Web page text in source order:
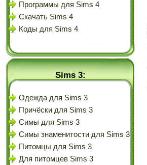
Программы для Sims 4
Скачать Sims 4
Коды для Sims 4
Sims 3:
Одежда для Sims 3
Причёски для Sims 3
Симы для Sims 3
Симы знаменитости для Sims 3
Питомцы для Sims 3
Для питомцев Sims 3